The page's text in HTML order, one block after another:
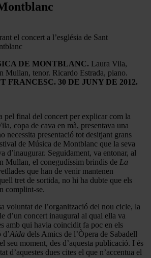
el concert a l’església de Sant
DE MONTBLANC. Laura Vila,
Mullan, tenor. Ricardo Estrada, piano.
FRANCESC. 30 DE JUNY DE 2012.
pel final del concert per explicar com la
copa de cava en mà, presentava una
necessita presentació tot desitjant grans
de Música de Montblanc que la seva
d’inaugurar. Seguidament, va entonar, al
Mullan, el conegudíssim brindis de La
que han de venir mantenen
tret de sortida, no hi ha dubte que els
complint-se.
voluntat de l’organització del nou cicle, la
d’un concert inaugural al qual ella va
amb qui havia coincidit fa poc en els
d’Aida dels Amics de l’Òpera de Sabadell
seu moment, des d’aquesta publicació. I és
d’aquestes dues cites el que n’accentua el